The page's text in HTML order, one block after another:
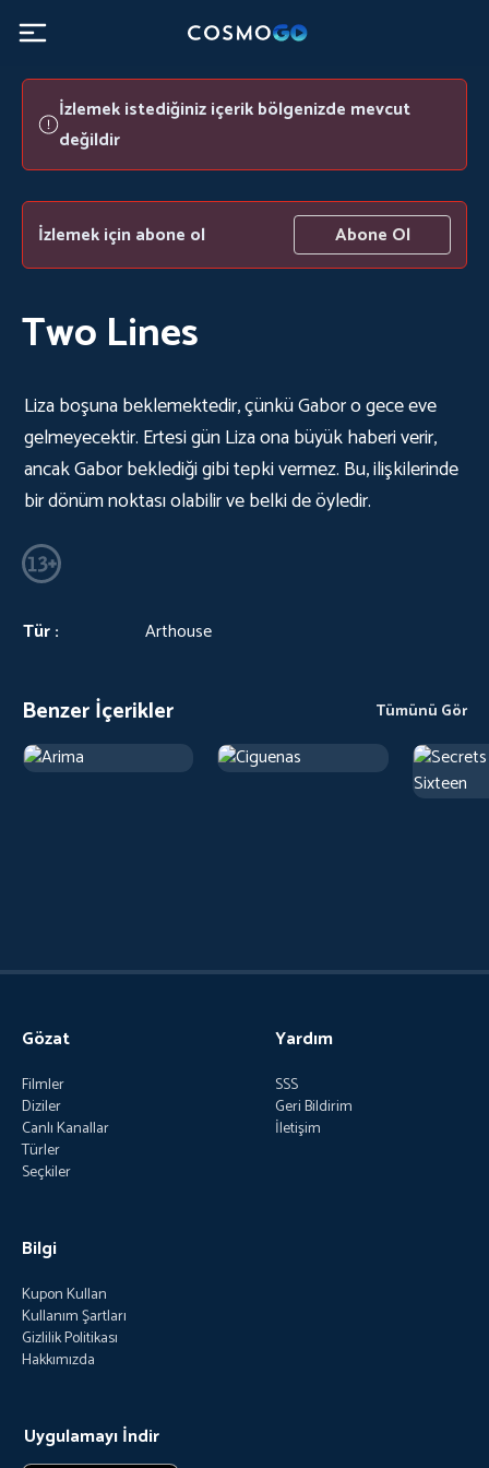
İzlemek istediğiniz içerik bölgenizde mevcut
değildir
İzlemek için abone ol Abone Ol
Two Lines
Liza boşuna beklemektedir, çünkü Gabor o gece eve
gelmeyecektir. Ertesi gün Liza ona büyük haberi verir,
ancak Gabor beklediği gibi tepki vermez. Bu, ilişkilerinde
bir dönüm noktası olabilir ve belki de öyledir.
Tür : Arthouse
Benzer İçerikler Tümünü Gör
Gözat
Filmler
Diziler
Canlı Kanallar
Türler
Seçkiler
Yardım
SSS
Geri Bildirim
İletişim
Bilgi
Kupon Kullan
Kullanım Şartları
Gizlilik Politikası
Hakkımızda
Uygulamayı İndir